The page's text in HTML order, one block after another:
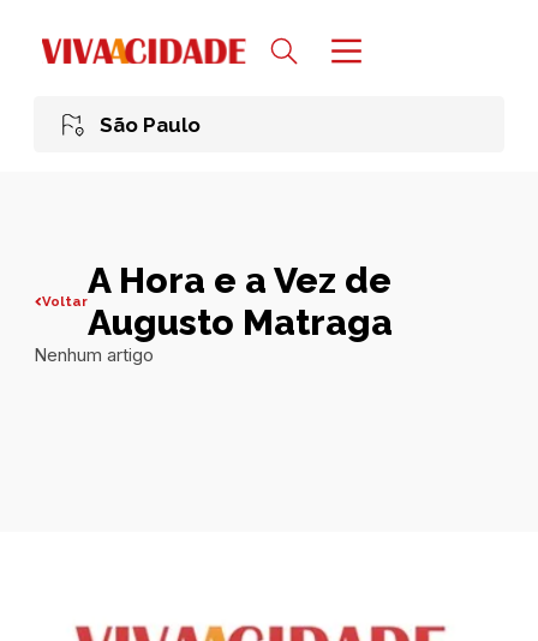
São Paulo
VoltarA Hora e a Vez de
Augusto Matraga
Nenhum artigo